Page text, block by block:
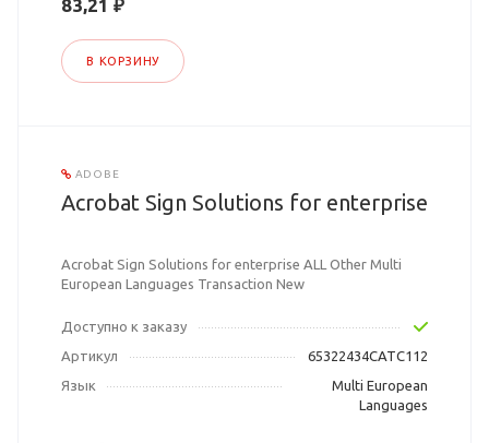
83,21 ₽
В КОРЗИНУ
ADOBE
Acrobat Sign Solutions for enterprise
Acrobat Sign Solutions for enterprise ALL Other Multi
European Languages Transaction New
Доступно к заказу
Артикул
65322434CATC112
Язык
Multi European
Languages